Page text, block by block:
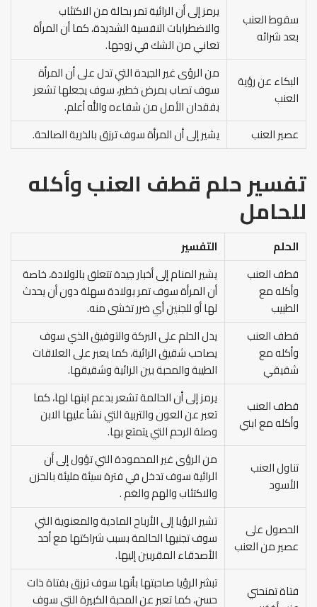
سقوط العنب
بعد شرائه
يرمز إلى أن الرائية تمر بحالة من الاكتئاب
والاضطرابات النفسية الشديدة، كما أن المرأة
تعاني من الشك في زوجها.
البكاء عن رؤية
العنب
من الرؤى غير الجيدة التي تدل على أن المرأة
سوف تصاب بمرض خطير، سوف يجعلها تشعر
بفقدان الأمل من شفاءه والله أعلم.
عصير العنب
يشير إلى أن المرأة سوف ترزق بالذرية الصالحة.
تفسير حلم قطف العنب وأكله
للحامل
الحلم
التفسير
قطف العنب
وأكله مع
الطبيب
يشير المنام إلى أخبار جيدة تتعلق بالولادة، خاصة
أن المرأة سوف تمر بولادة سهلة دون أن يحدث
لها أو للجنين أي ضرر تخشى منه.
قطف العنب
وأكله مع
شقيقي
يدل الحلم على البركة والتوفيق الذي سوف
يصاحب شقيق الرائية، كما يعبر على العلاقات
الطيبة والمحبة بين الرائية وشقيقها.
قطف العنب
وأكله مع ابني
يرمز إلى أن الحالمة تشعر بدعم ابنها لها، كما
تعبر عن العون والتربية التي نشأ عليها الابن
وصلة الرحم التي يتمتع بها.
تناول العنب
الأسود
من الرؤى غير المحمودة التي تؤول إلى أن
الرائية سوف تدخل في فترة سيئة مليئة بالحزن
والاكتئاب والهم والغم .
الحصول على
عصير من العنب
تشير الرؤيا إلى الأرباح المادية والمعنوية التي
سوف تجنيها الحالمة بسبب شراكتها مع أحد
الأصدقاء المقربين إليها.
فتاة تمنحني
تبشر الرؤيا صاحبتها بأنها سوف ترزق بفتاة ذات
حسن، كما تعبر عن المحبة الكبيرة التي سوف